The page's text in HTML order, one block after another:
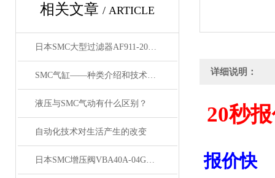
相关文章 / ARTICLE
日本SMC大型过滤器AF911-20和AF60-10的区别
SMC气缸——种类介绍和技术资料
液压与SMC气动有什么区别？
自动化技术对生活产生的改变
日本SMC增压阀VBA40A-04GN和VBA42A-04GN 及VBA43A-04GN
详细说明：
20秒
报价快